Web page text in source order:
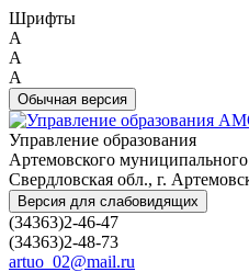
Шрифты
A
A
A
Обычная версия
Управление образования
Артемовского муниципального
Свердловская обл., г.
Версия для слабовидящих
(34363)2-46-47
(34363)2-48-73
artuo_02@mail.ru